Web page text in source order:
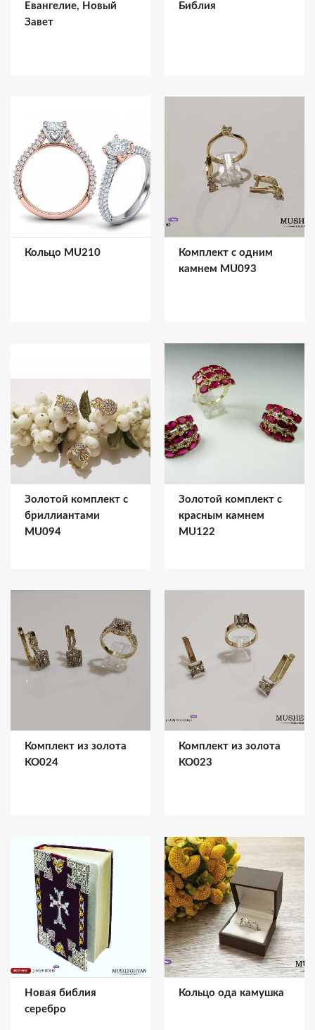
Евангелие, Новый
Завет
Библия
Кольцо MU210
Комплект с одним
камнем MU093
Золотой комплект с
бриллиантами
MU094
Золотой комплект с
красным камнем
MU122
Комплект из золота
KO024
Комплект из золота
KO023
Новая библия
серебро
Кольцо ода камушка